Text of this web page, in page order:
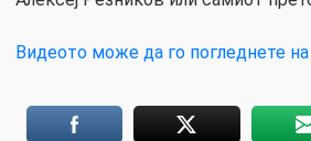
Видеото може да го погледнете